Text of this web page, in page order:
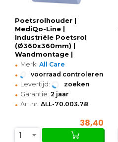
Poetsrolhouder |
MediQo-Line |
Industriële Poetsrol
(Ø360x360mm) |
Wandmontage |
455x300x230(h)mm
• Merk: All Care
• voorraad controleren
• Levertijd: zoeken
• Garantie: 2 jaar
• Art.nr: ALL-70.003.78
38,40
1